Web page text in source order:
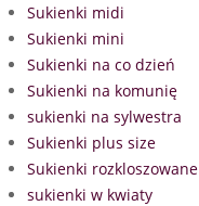
Sukienki midi
Sukienki mini
Sukienki na co dzień
Sukienki na komunię
sukienki na sylwestra
Sukienki plus size
Sukienki rozkloszowane
sukienki w kwiaty